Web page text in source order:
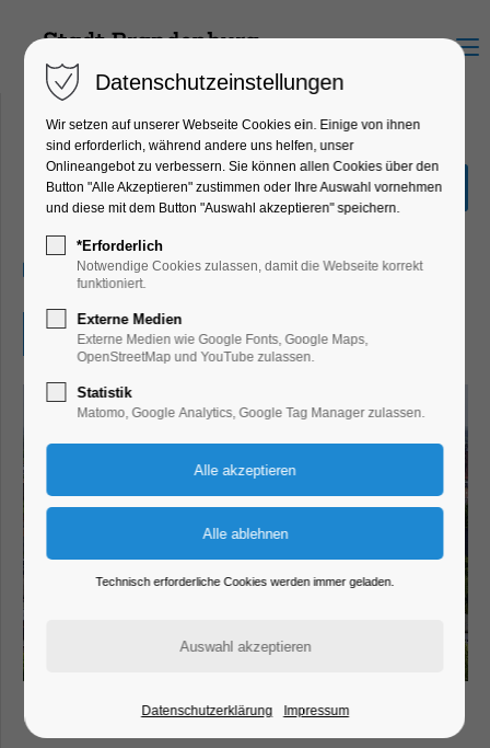
Menu
Orgelmusik am Mittag
Konzert, Musik
11.09.2026, 12:00–12:30
Eintritt frei
Datenschutzeinstellungen
Wir setzen auf unserer Webseite Cookies ein. Einige von ihnen
sind erforderlich, während andere uns helfen, unser
Onlineangebot zu verbessern. Sie können allen Cookies über den
Button "Alle Akzeptieren" zustimmen oder Ihre Auswahl vornehmen
und diese mit dem Button "Auswahl akzeptieren" speichern.
*Erforderlich
Notwendige Cookies zulassen, damit die Webseite korrekt
funktioniert.
Externe Medien
Externe Medien wie Google Fonts, Google Maps,
OpenStreetMap und YouTube zulassen.
Statistik
Matomo, Google Analytics, Google Tag Manager zulassen.
Technisch erforderliche Cookies werden immer geladen.
Datenschutzerklärung Impressum